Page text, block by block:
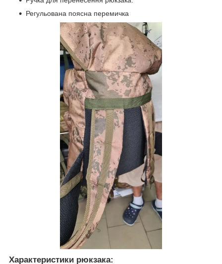
Регульована поясна перемичка
Характеристики рюкзака: